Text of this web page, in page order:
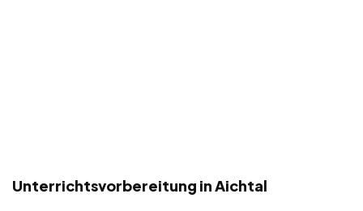
Unterrichtsvorbereitung in Aichtal